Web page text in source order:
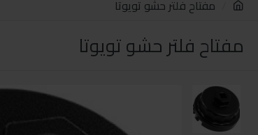
مفتاح فلتر حشو تويوتا
مفتاح فلتر حشو تويوتا